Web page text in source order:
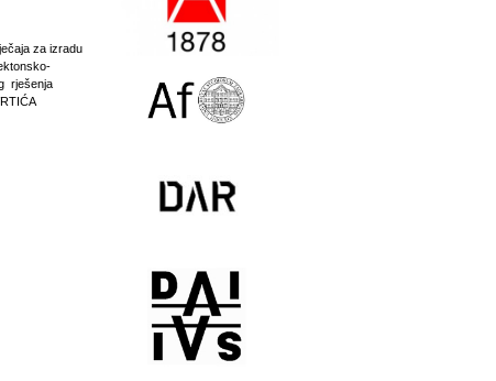
za izradu
rješenja